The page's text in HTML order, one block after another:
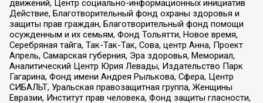
движений, Центр социально-информационных инициатив
Действие, Благотворительный фонд охраны здоровья и
защиты прав граждан, Благотворительный фонд помощи
осужденным и их семьям, Фонд Тольятти, Новое время,
Серебряная тайга, Так-Так-Так, Сова, центр Анна, Проект
Апрель, Самарская губерния, Эра здоровья, Мемориал,
Аналитический Центр Юрия Левады, Издательство Парк
Гагарина, Фонд имени Андрея Рылькова, Сфера, Центр
СИБАЛЬТ, Уральская правозащитная группа, Женщины
Евразии, Институт прав человека, Фонд защиты гласности,